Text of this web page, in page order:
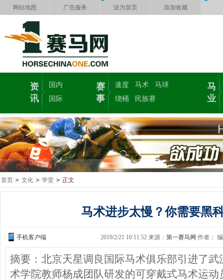
网站地图 广告服务 设为首页 添加收藏
资
讯
国内
国际
赛
事
速度 马术
马球
绕桶
民族赛
马
业
首页 > 文化 > 学堂 > 正文
马术进步太慢？你需要黑
手机客户端 2019/2/21 10:11:52 来源： 第一赛马网 作者：
摘要：北京天星调良国际马术俱乐部引进了武
术学院教师杨成团队研发的可穿戴式马术运